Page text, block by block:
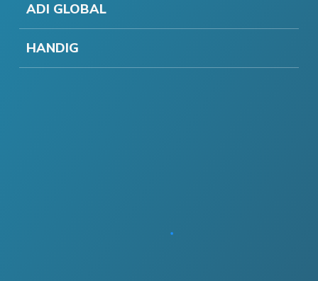
ADI GLOBAL
HANDIG